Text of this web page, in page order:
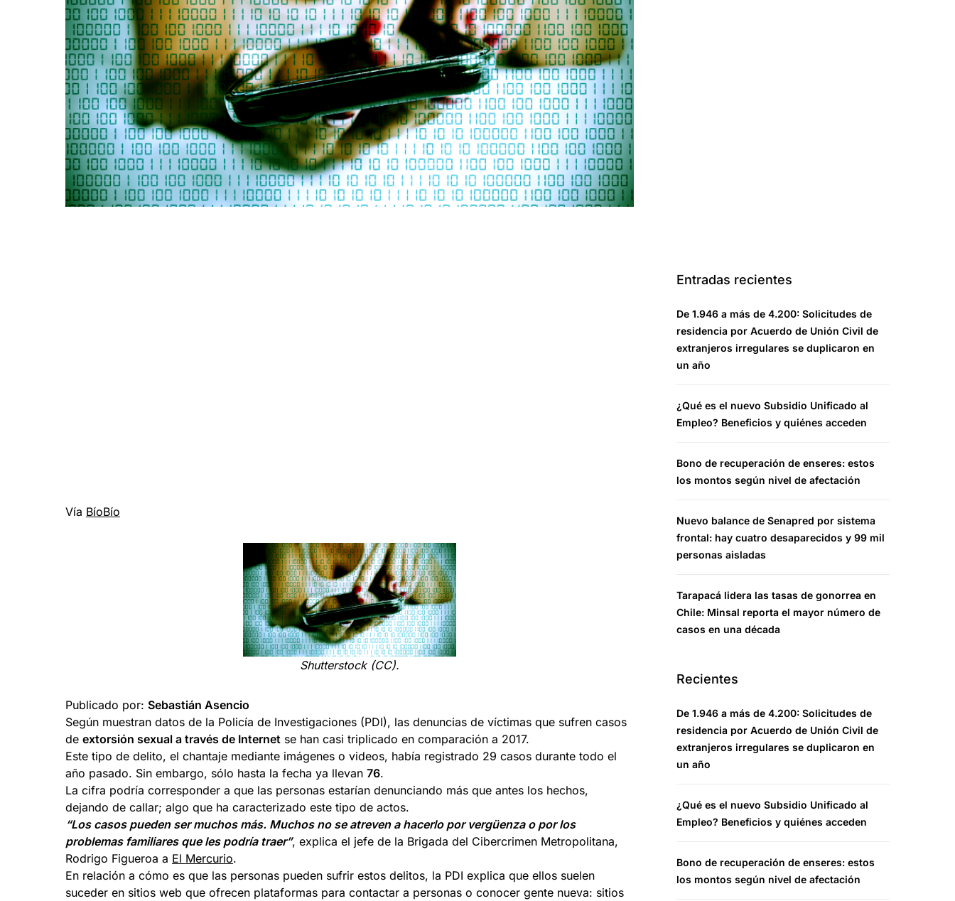
Vía BíoBío
Shutterstock (CC).
Publicado por: Sebastián Asencio
Según muestran datos de la Policía de Investigaciones (PDI), las denuncias de víctimas que sufren casos
de extorsión sexual a través de Internet se han casi triplicado en comparación a 2017.
Este tipo de delito, el chantaje mediante imágenes o videos, había registrado 29 casos durante todo el
año pasado. Sin embargo, sólo hasta la fecha ya llevan 76.
La cifra podría corresponder a que las personas estarían denunciando más que antes los hechos,
dejando de callar; algo que ha caracterizado este tipo de actos.
“Los casos pueden ser muchos más. Muchos no se atreven a hacerlo por vergüenza o por los
problemas familiares que les podría traer”, explica el jefe de la Brigada del Cibercrimen Metropolitana,
Rodrigo Figueroa a El Mercurio.
En relación a cómo es que las personas pueden sufrir estos delitos, la PDI explica que ellos suelen
suceder en sitios web que ofrecen plataformas para contactar a personas o conocer gente nueva: sitios
Entradas recientes
De 1.946 a más de 4.200: Solicitudes de
residencia por Acuerdo de Unión Civil de
extranjeros irregulares se duplicaron en
un año
¿Qué es el nuevo Subsidio Unificado al
Empleo? Beneficios y quiénes acceden
Bono de recuperación de enseres: estos
los montos según nivel de afectación
Nuevo balance de Senapred por sistema
frontal: hay cuatro desaparecidos y 99 mil
personas aisladas
Tarapacá lidera las tasas de gonorrea en
Chile: Minsal reporta el mayor número de
casos en una década
Recientes
De 1.946 a más de 4.200: Solicitudes de
residencia por Acuerdo de Unión Civil de
extranjeros irregulares se duplicaron en
un año
¿Qué es el nuevo Subsidio Unificado al
Empleo? Beneficios y quiénes acceden
Bono de recuperación de enseres: estos
los montos según nivel de afectación